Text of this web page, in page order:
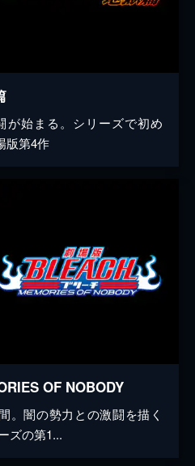
が始まる。シリーズで初め
版第4作
OF NOBODY
。闇の勢力との激闘を描く
ズの第1...